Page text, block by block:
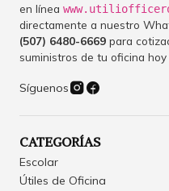
en línea
directamente a nuestro
(507) 6480-6669 para
suministros de tu oficina hoy
Síguenos
CATEGORÍAS
Escolar
Útiles de Oficina